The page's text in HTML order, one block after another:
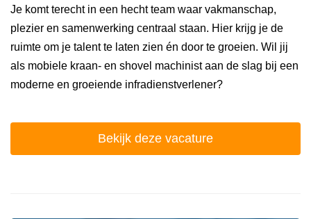
Je komt terecht in een hecht team waar vakmanschap,
plezier en samenwerking centraal staan. Hier krijg je de
ruimte om je talent te laten zien én door te groeien. Wil jij
als mobiele kraan- en shovel machinist aan de slag bij een
moderne en groeiende infradienstverlener?
Bekijk deze vacature